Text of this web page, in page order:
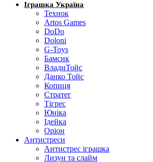
Іграшка Україна
Технок
Artos Games
DoDo
Doloni
G-Toys
Бамсик
ВладиТойс
Данко Тойс
Копиця
Стратег
Тігрес
Юніка
Ідейка
Оріон
Антистреси
Антистрес іграшка
Лизун та слайм